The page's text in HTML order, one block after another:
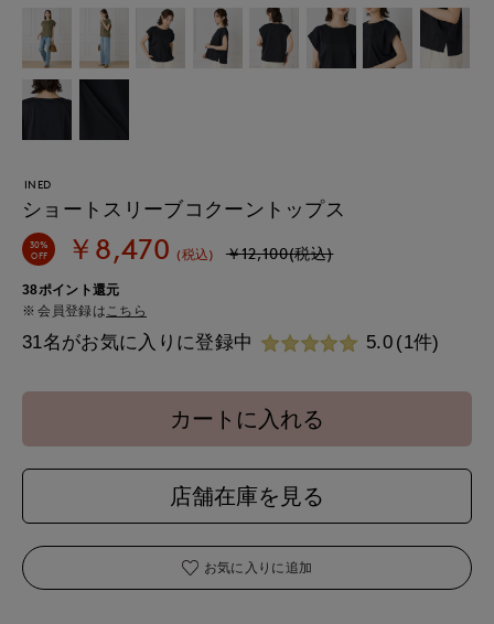
INED
ショートスリーブコクーントップス
30%
OFF
￥8,470 (税込) ￥12,100(税込)
38ポイント還元
会員登録は こちら
31名がお気に入りに登録中 5.0 (1件)
カートに入れる
店舗在庫を見る
お気に入りに追加